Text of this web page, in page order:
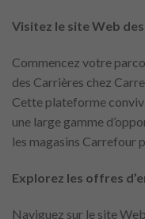
Visitez le site Web
Commencez votre
des Carrières chez
Cette plateforme
une large gamme
les magasins Carrefour
Explorez les offres
Naviguez sur le site